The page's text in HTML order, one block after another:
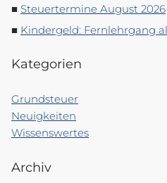
Steuertermine August 2026
Kindergeld: Fernlehrgang
Kategorien
Grundsteuer
Neuigkeiten
Wissenswertes
Archiv